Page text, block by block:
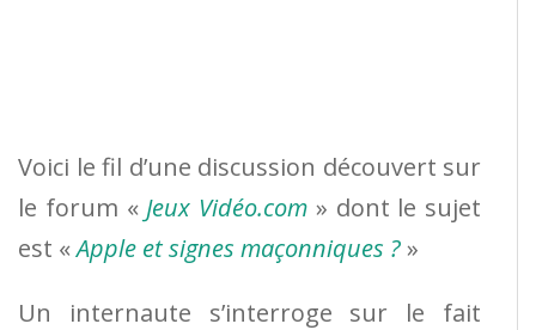
Voici le fil d’une discussion découvert sur
le forum « Jeux Vidéo.com » dont le sujet
est «Apple et signes maçonniques ?»
Un internaute s’interroge sur le fait